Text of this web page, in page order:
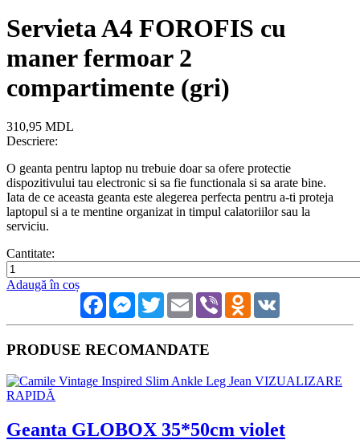
Servieta A4 FOROFIS cu
maner fermoar 2
compartimente (gri)
310,95 MDL
Descriere:
O geanta pentru laptop nu trebuie doar sa ofere protectie
dispozitivului tau electronic si sa fie functionala si sa arate bine.
Iata de ce aceasta geanta este alegerea perfecta pentru a-ti proteja
laptopul si a te mentine organizat in timpul calatoriilor sau la
serviciu.
Cantitate:
Adaugă în coș
FacebookMessenger
TwitterEmail Viber Odnoklassniki
PRODUSE RECOMANDATE
VIZUALIZARE
RAPIDĂ
Geanta GLOBOX 35*50cm violet